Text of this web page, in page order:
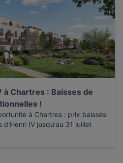
à Chartres : Baisses de
!
à Chartres : prix baissés
d'Henri IV jusqu'au 31 juillet